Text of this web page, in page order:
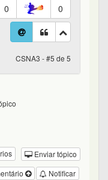
0 0
CSNA3 - #5 de 5
Enviar tópico
Notificar